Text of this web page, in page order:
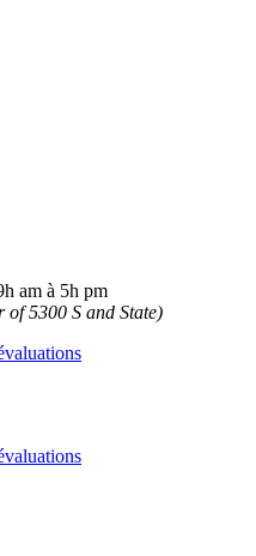
am à 5h pm
5300 S and State)